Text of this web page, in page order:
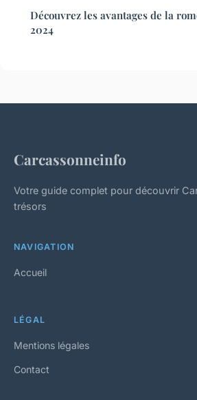
Découvrez les avantages de la
2024
Carcassonneinfo
Votre guide complet pour découvrir
trésors
NAVIGATION
Accueil
LÉGAL
Mentions légales
Contact